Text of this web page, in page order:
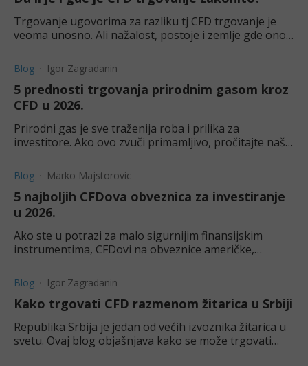
Trgovanje ugovorima za razliku tj CFD trgovanje je
veoma unosno. Ali nažalost, postoje i zemlje gde ono
Blog Igor Zagradanin
5 prednosti trgovanja prirodnim gasom kroz
CFD u 2026.
Prirodni gas je sve traženija roba i prilika za
investitore. Ako ovo zvuči primamljivo, pročitajte naš
Blog Marko Majstorovic
5 najboljih CFDova obveznica za investiranje
u 2026.
Ako ste u potrazi za malo sigurnijim finansijskim
instrumentima, CFDovi na obveznice američke,
Uverite se.
Blog Igor Zagradanin
Kako trgovati CFD razmenom žitarica u Srbiji
Republika Srbija je jedan od većih izvoznika žitarica u
svetu. Ovaj blog objašnjava kako se može trgovati